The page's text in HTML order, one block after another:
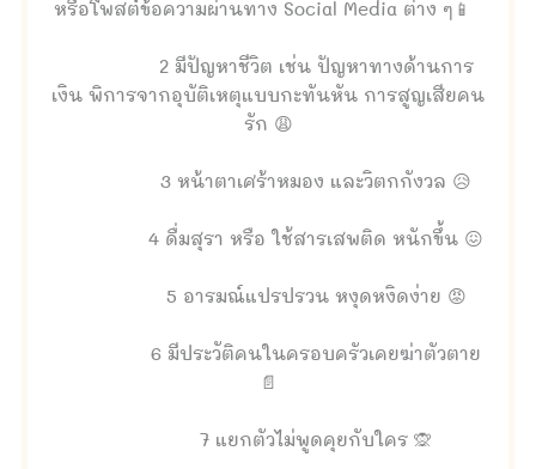
หรือโพสต์ข้อความผ่านทาง Social Media ต่าง ๆ📱
2 มีปัญหาชีวิต เช่น ปัญหาทางด้านการ
เงิน พิการจากอุบัติเหตุแบบกะทันหัน การสูญเสียคน
รัก 😩
3 หน้าตาเศร้าหมอง และวิตกกังวล 😥
4 ดื่มสุรา หรือ ใช้สารเสพติด หนักขึ้น 😖
5 อารมณ์แปรปรวน หงุดหงิดง่าย 😡
6 มีประวัติคนในครอบครัวเคยฆ่าตัวตาย
📄
7 แยกตัวไม่พูดคุยกับใคร 🙊